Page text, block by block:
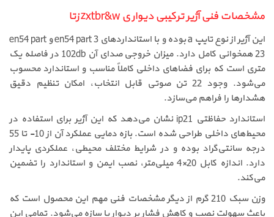
مشخصات فنی آژیر ترکیبی دیواری zxtbr&w زتا
این آژیر از نوع تایپ a بوده و با استانداردهای en54 part 3 و en54 part
23 همخوانی کامل دارد. میزان خروجی صدای آن 102db در فاصله یک
متری است که برای فضاهای داخلی کاملاً مناسب و استاندارد محسوب
می‌شود. وجود 22 تن صوتی قابل انتخاب، امکان تنظیم دقیق
هشدارها را فراهم می‌سازد.
استاندارد حفاظتی ip21 نشان می‌دهد که این آژیر برای استفاده در
محیط‌های داخلی طراحی شده است. بازه دمایی عملکرد آن از 10- تا 55
درجه سانتی‌گراد بوده و در شرایط مختلف محیطی، عملکردی پایدار
دارد. اندازه کابل 20×4 میلی‌متر، نصب ایمن و استاندارد را تضمین
می‌کند.
وزن سبک 210 گرم از دیگر مشخصات فنی مهم این محصول است که
باعث سهولت نصب و کاهش فشار بر دیوار یا سازه می‌شود. تمامی این